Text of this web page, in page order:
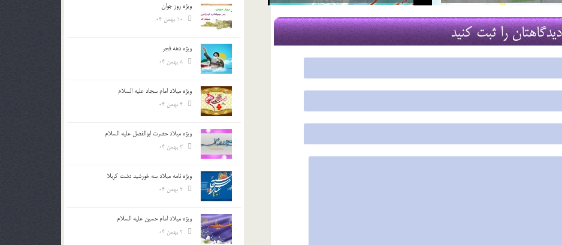
29 اسفند 03 16 شهریور 03
دیدگاهتان را ثبت کنید
ویژه روز جوان
ویژه دهه فجر
ویژه میلاد امام سجاد علیه السلام
ویژه میلاد حضرت ابوالفضل علیه السلام
ویژه نامه میلاد سه خورشید دشت کربلا
ویژه میلاد امام حسین علیه السلام